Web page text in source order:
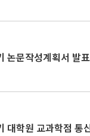
논문작성계획서 발
대학원 교과학점 통